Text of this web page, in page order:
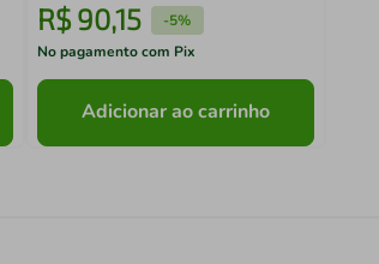
R$ 90,15 -5%
No pagamento com Pix
Adicionar ao carrinho